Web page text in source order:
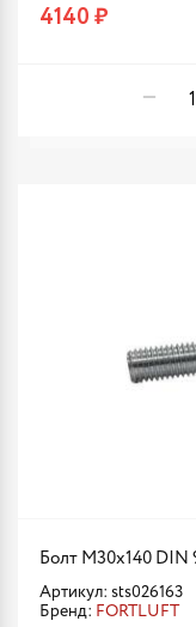
4140 ₽
Болт М30х140 DIN
Артикул: sts026163
Бренд: FORTLUFT